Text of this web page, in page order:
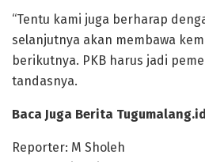
“Tentu kami juga berharap
selanjutnya akan membawa
berikutnya. PKB harus jadi
tandasnya.
Baca Juga Berita
Reporter: M Sholeh